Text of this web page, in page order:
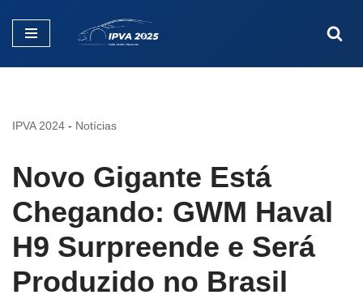
Pular
IPVA 2024 - Notícias
Novo Gigante Está
Chegando: GWM Haval
H9 Surpreende e Será
Produzido no Brasil